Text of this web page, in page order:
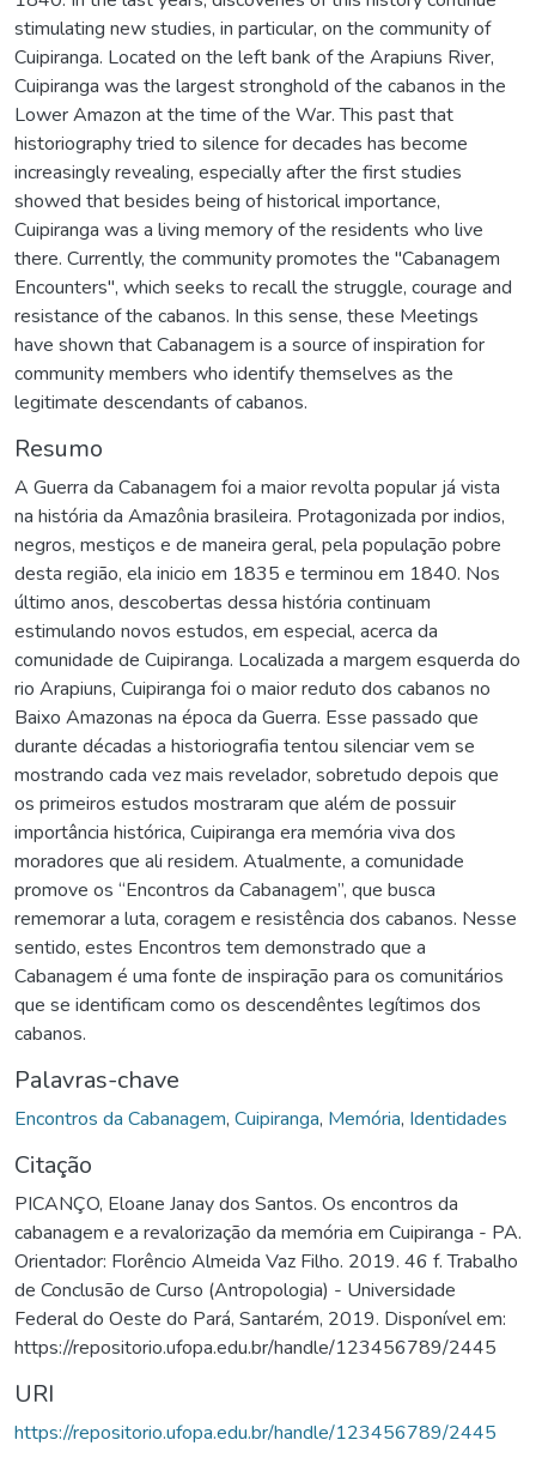
stimulating new studies, in particular, on the community of
Cuipiranga. Located on the left bank of the Arapiuns River,
Cuipiranga was the largest stronghold of the cabanos in the
Lower Amazon at the time of the War. This past that
historiography tried to silence for decades has become
increasingly revealing, especially after the first studies
showed that besides being of historical importance,
Cuipiranga was a living memory of the residents who live
there. Currently, the community promotes the "Cabanagem
Encounters", which seeks to recall the struggle, courage and
resistance of the cabanos. In this sense, these Meetings
have shown that Cabanagem is a source of inspiration for
community members who identify themselves as the
legitimate descendants of cabanos.
Resumo
A Guerra da Cabanagem foi a maior revolta popular já vista
na história da Amazônia brasileira. Protagonizada por indios,
negros, mestiços e de maneira geral, pela população pobre
desta região, ela inicio em 1835 e terminou em 1840. Nos
último anos, descobertas dessa história continuam
estimulando novos estudos, em especial, acerca da
comunidade de Cuipiranga. Localizada a margem esquerda do
rio Arapiuns, Cuipiranga foi o maior reduto dos cabanos no
Baixo Amazonas na época da Guerra. Esse passado que
durante décadas a historiografia tentou silenciar vem se
mostrando cada vez mais revelador, sobretudo depois que
os primeiros estudos mostraram que além de possuir
importância histórica, Cuipiranga era memória viva dos
moradores que ali residem. Atualmente, a comunidade
promove os “Encontros da Cabanagem”, que busca
rememorar a luta, coragem e resistência dos cabanos. Nesse
sentido, estes Encontros tem demonstrado que a
Cabanagem é uma fonte de inspiração para os comunitários
que se identificam como os descendêntes legítimos dos
cabanos.
Palavras-chave
Encontros da Cabanagem, Cuipiranga, Memória, Identidades
Citação
PICANÇO, Eloane Janay dos Santos. Os encontros da
cabanagem e a revalorização da memória em Cuipiranga - PA.
Orientador: Florêncio Almeida Vaz Filho. 2019. 46 f. Trabalho
de Conclusão de Curso (Antropologia) - Universidade
Federal do Oeste do Pará, Santarém, 2019. Disponível em:
https://repositorio.ufopa.edu.br/handle/123456789/2445
URI
https://repositorio.ufopa.edu.br/handle/123456789/2445